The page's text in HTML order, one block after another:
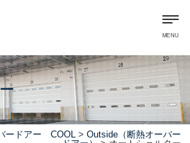
MENU
ードアー COOL> Outside（断熱オーバー